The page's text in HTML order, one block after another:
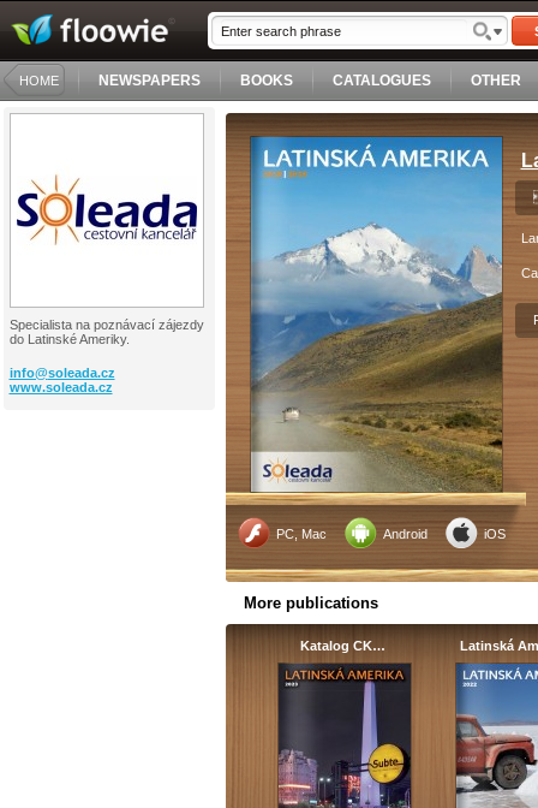
HOME NEWSPAPERS BOOKS CATALOGUES OTHER
Specialista na poznávací zájezdy
do Latinské Ameriky.
info@soleada.cz
www.soleada.cz
PC, Mac Android iOS
More publications
Katalog CK… Latinská